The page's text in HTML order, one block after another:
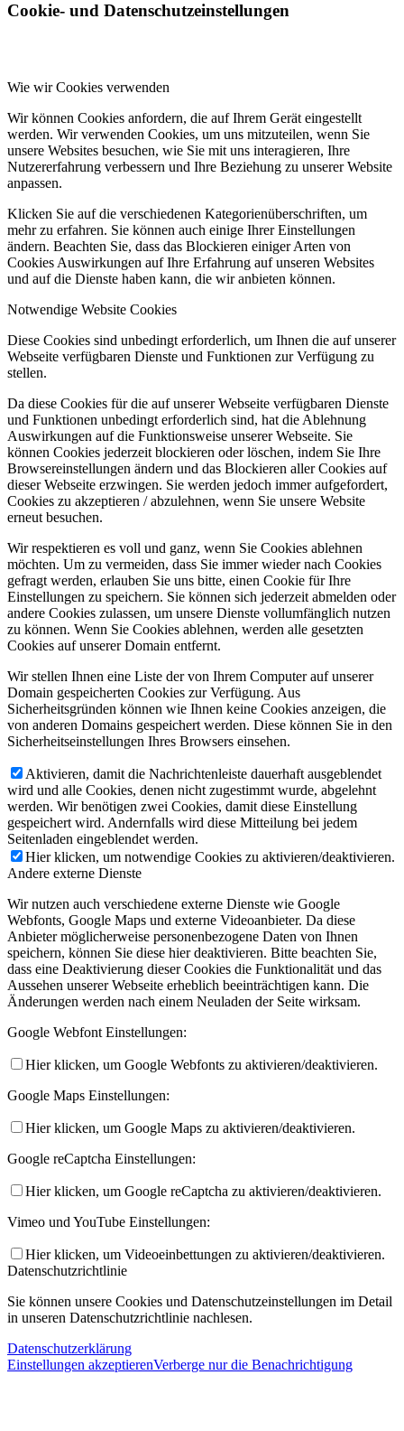
Cookie- und Datenschutzeinstellungen
Wie wir Cookies verwenden
Wir können Cookies anfordern, die auf Ihrem Gerät eingestellt
werden. Wir verwenden Cookies, um uns mitzuteilen, wenn Sie
unsere Websites besuchen, wie Sie mit uns interagieren, Ihre
Nutzererfahrung verbessern und Ihre Beziehung zu unserer Website
anpassen.
Klicken Sie auf die verschiedenen Kategorienüberschriften, um
mehr zu erfahren. Sie können auch einige Ihrer Einstellungen
ändern. Beachten Sie, dass das Blockieren einiger Arten von
Cookies Auswirkungen auf Ihre Erfahrung auf unseren Websites
und auf die Dienste haben kann, die wir anbieten können.
Notwendige Website Cookies
Diese Cookies sind unbedingt erforderlich, um Ihnen die auf unserer
Webseite verfügbaren Dienste und Funktionen zur Verfügung zu
stellen.
Da diese Cookies für die auf unserer Webseite verfügbaren Dienste
und Funktionen unbedingt erforderlich sind, hat die Ablehnung
Auswirkungen auf die Funktionsweise unserer Webseite. Sie
können Cookies jederzeit blockieren oder löschen, indem Sie Ihre
Browsereinstellungen ändern und das Blockieren aller Cookies auf
dieser Webseite erzwingen. Sie werden jedoch immer aufgefordert,
Cookies zu akzeptieren / abzulehnen, wenn Sie unsere Website
erneut besuchen.
Wir respektieren es voll und ganz, wenn Sie Cookies ablehnen
möchten. Um zu vermeiden, dass Sie immer wieder nach Cookies
gefragt werden, erlauben Sie uns bitte, einen Cookie für Ihre
Einstellungen zu speichern. Sie können sich jederzeit abmelden oder
andere Cookies zulassen, um unsere Dienste vollumfänglich nutzen
zu können. Wenn Sie Cookies ablehnen, werden alle gesetzten
Cookies auf unserer Domain entfernt.
Wir stellen Ihnen eine Liste der von Ihrem Computer auf unserer
Domain gespeicherten Cookies zur Verfügung. Aus
Sicherheitsgründen können wie Ihnen keine Cookies anzeigen, die
von anderen Domains gespeichert werden. Diese können Sie in den
Sicherheitseinstellungen Ihres Browsers einsehen.
Aktivieren, damit die Nachrichtenleiste dauerhaft ausgeblendet
wird und alle Cookies, denen nicht zugestimmt wurde, abgelehnt
werden. Wir benötigen zwei Cookies, damit diese Einstellung
gespeichert wird. Andernfalls wird diese Mitteilung bei jedem
Seitenladen eingeblendet werden.
Hier klicken, um notwendige Cookies zu aktivieren/deaktivieren.
Andere externe Dienste
Wir nutzen auch verschiedene externe Dienste wie Google
Webfonts, Google Maps und externe Videoanbieter. Da diese
Anbieter möglicherweise personenbezogene Daten von Ihnen
speichern, können Sie diese hier deaktivieren. Bitte beachten Sie,
dass eine Deaktivierung dieser Cookies die Funktionalität und das
Aussehen unserer Webseite erheblich beeinträchtigen kann. Die
Änderungen werden nach einem Neuladen der Seite wirksam.
Google Webfont Einstellungen:
Hier klicken, um Google Webfonts zu aktivieren/deaktivieren.
Google Maps Einstellungen:
Hier klicken, um Google Maps zu aktivieren/deaktivieren.
Google reCaptcha Einstellungen:
Hier klicken, um Google reCaptcha zu aktivieren/deaktivieren.
Vimeo und YouTube Einstellungen:
Hier klicken, um Videoeinbettungen zu aktivieren/deaktivieren.
Datenschutzrichtlinie
Sie können unsere Cookies und Datenschutzeinstellungen im Detail
in unseren Datenschutzrichtlinie nachlesen.
Datenschutzerklärung
Einstellungen akzeptierenVerberge nur die Benachrichtigung